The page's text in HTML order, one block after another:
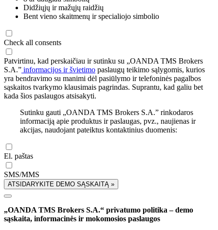
Didžiųjų ir mažųjų raidžių
Bent vieno skaitmenų ir specialiojo simbolio
Check all consents
Patvirtinu, kad perskaičiau ir sutinku su „OANDA TMS Brokers
S.A.” informacijos ir švietimo paslaugų teikimo sąlygomis, kurios
yra bendravimo su manimi dėl pasiūlymo ir telefoninės pagalbos
sąskaitos tvarkymo klausimais pagrindas. Suprantu, kad galiu bet
kada šios paslaugos atsisakyti.
Sutinku gauti „OANDA TMS Brokers S.A.” rinkodaros
informaciją apie produktus ir paslaugas, pvz., naujienas ir
akcijas, naudojant pateiktus kontaktinius duomenis:
El. paštas
SMS/MMS
ATSIDARYKITE DEMO SĄSKAITĄ »
„OANDA TMS Brokers S.A.“ privatumo politika – demo
sąskaita, informacinės ir mokomosios paslaugos